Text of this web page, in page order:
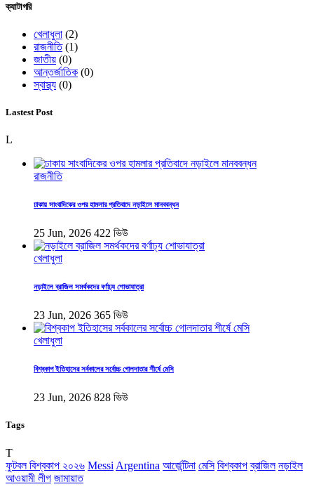
ক্যাটাগরি
খেলাধুলা (2)
রাজনীতি(1)
জাতীয় (0)
আন্তর্জাতিক (0)
স্বাস্থ্য (0)
Lastest Post
L
রাজনীতি
ঢাকায় সাংবাদিকের ওপর হামলার প্রতিবাদে নড়াইলে মানববন্ধন
25 Jun, 2026 422 ভিউ
খেলাধুলা
নড়াইলে ব্রাজিল সমর্থকদের বর্ণাঢ্য শোভাযাত্রা
23 Jun, 2026 365 ভিউ
খেলাধুলা
বিশ্বকাপ ইতিহাসের সর্বকালের সর্বোচ্চ গোলদাতার শীর্ষে মেসি
23 Jun, 2026 828 ভিউ
Tags
T
ফুটবল বিশ্বকাপ ২০২৬ Messi Argentina আর্জেন্টিনা মেসি বিশ্বকাপ ব্রাজিল নড়াইল
আওয়ামী লীগ জামায়াত